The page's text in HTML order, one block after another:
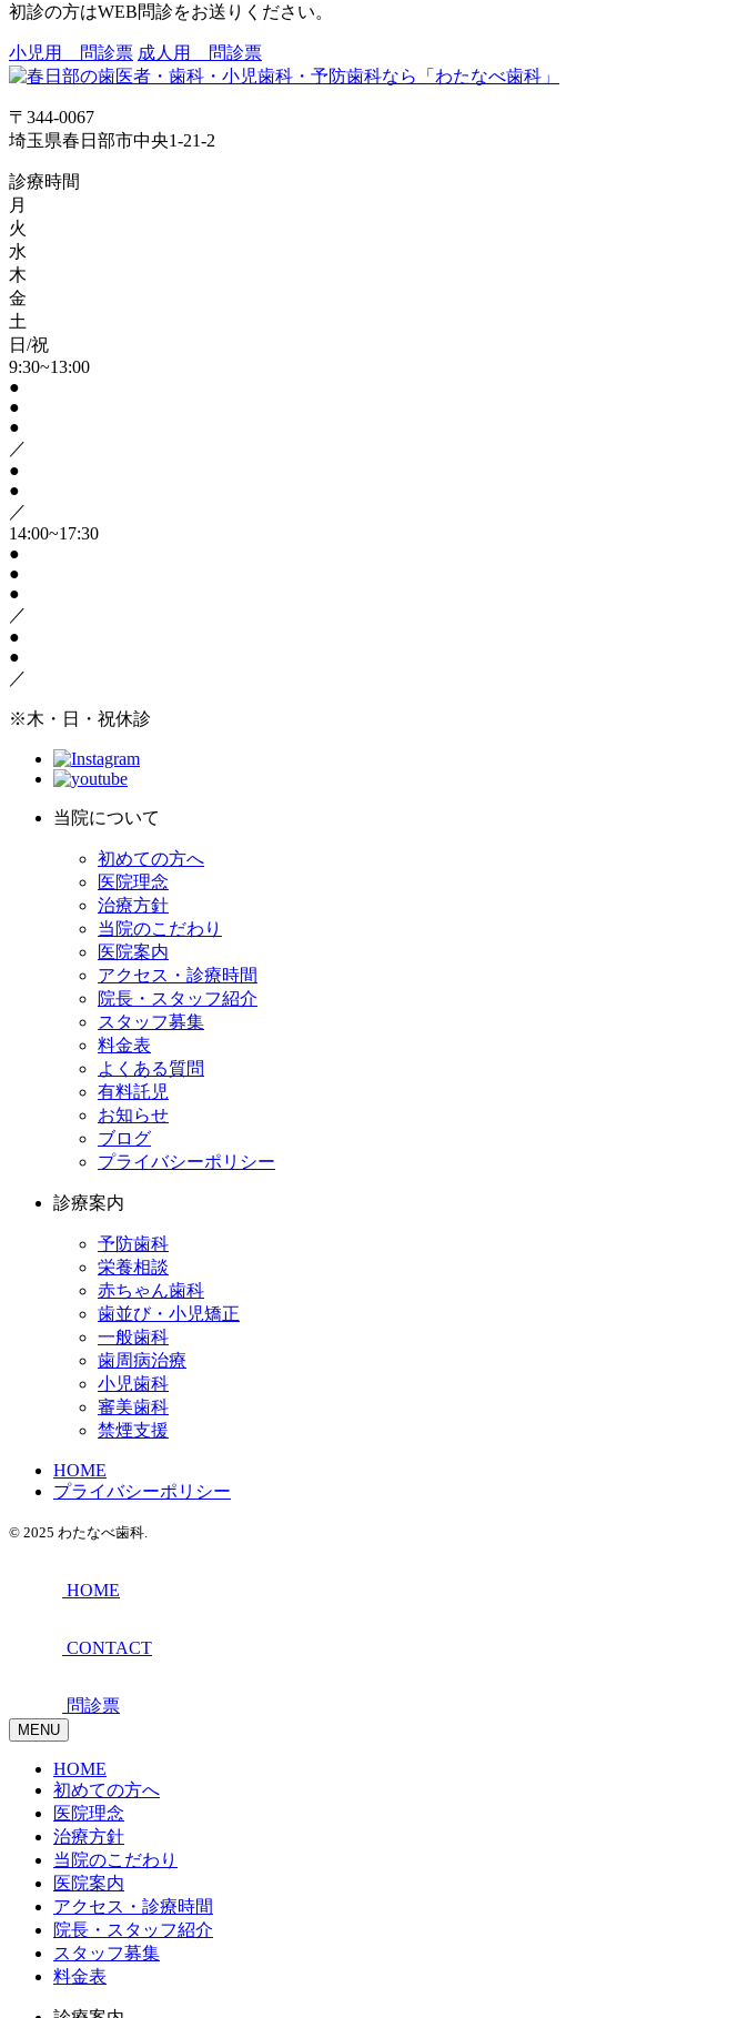
初診の方はWEB問診をお送りください。
小児用 問診票 成人用 問診票
〒344-0067
埼玉県春日部市中央1-21-2
診療時間
月
火
水
木
金
土
日/祝
9:30~13:00
●
●
●
／
●
●
／
14:00~17:30
●
●
●
／
●
●
／
※木・日・祝休診
当院について
初めての方へ
医院理念
治療方針
当院のこだわり
医院案内
アクセス・診療時間
院長・スタッフ紹介
スタッフ募集
料金表
よくある質問
有料託児
お知らせ
ブログ
プライバシーポリシー
診療案内
予防歯科
栄養相談
赤ちゃん歯科
歯並び・小児矯正
一般歯科
歯周病治療
小児歯科
審美歯科
禁煙支援
HOME
プライバシーポリシー
© 2025 わたなべ歯科.
HOME
CONTACT
問診票
MENU
HOME
初めての方へ
医院理念
治療方針
当院のこだわり
医院案内
アクセス・診療時間
院長・スタッフ紹介
スタッフ募集
料金表